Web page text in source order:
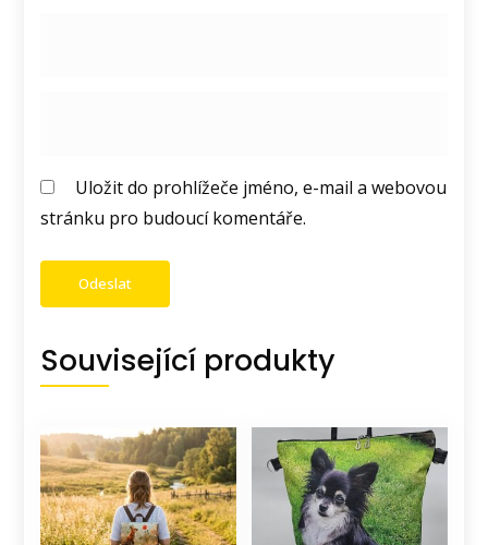
Uložit do prohlížeče jméno, e-mail a webovou
stránku pro budoucí komentáře.
Související produkty